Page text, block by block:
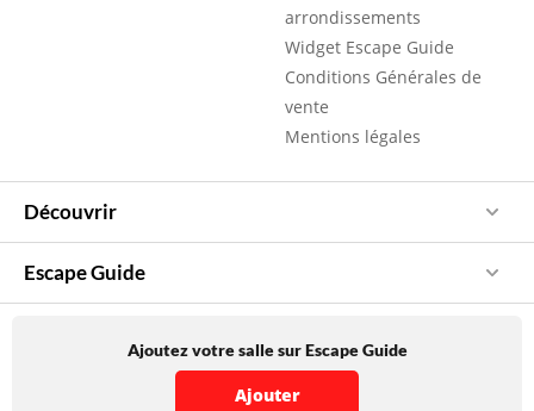
arrondissements
Widget Escape Guide
Conditions Générales de
vente
Mentions légales
Découvrir
Escape Guide
Ajoutez votre salle sur Escape Guide
Ajouter